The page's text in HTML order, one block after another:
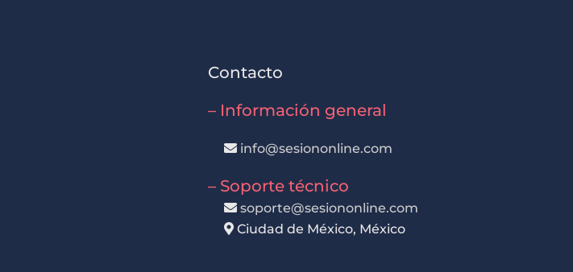
Contacto
– Información general
info@sesiononline.com
– Soporte técnico
soporte@sesiononline.com
Ciudad de México, México